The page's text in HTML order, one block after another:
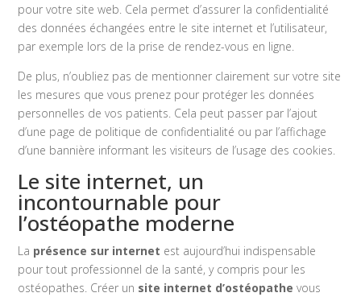
pour votre site web. Cela permet d’assurer la confidentialité
des données échangées entre le site internet et l’utilisateur,
par exemple lors de la prise de rendez-vous en ligne.
De plus, n’oubliez pas de mentionner clairement sur votre site
les mesures que vous prenez pour protéger les données
personnelles de vos patients. Cela peut passer par l’ajout
d’une page de politique de confidentialité ou par l’affichage
d’une bannière informant les visiteurs de l’usage des cookies.
Le site internet, un
incontournable pour
l’ostéopathe moderne
La présence sur internet est aujourd’hui indispensable
pour tout professionnel de la santé, y compris pour les
ostéopathes. Créer un site internet d’ostéopathe vous